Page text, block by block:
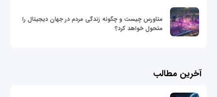
متاورس چیست و چگونه زندگی مردم در جهان دیجیتال را
متحول خواهد کرد؟
آخرین مطالب